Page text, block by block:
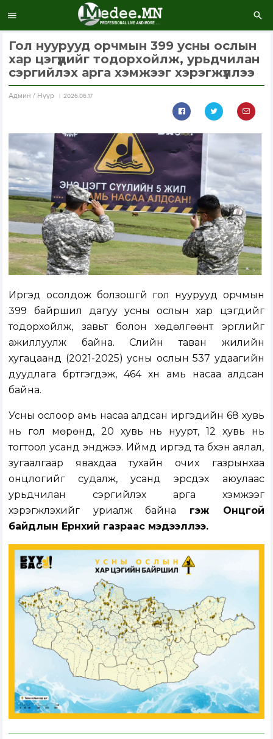
Гол нуурууд орчмын 399 усны ослын
хар цэгүүдийг тодорхойлж, урьдчилан
сэргийлэх арга хэмжээг хэрэгжүүллээ
Aдмин / Нүүр 2026.06.17
Иргэд осолдож болзошгүй гол нуурууд орчмын
399 байршил дагуу усны ослын хар цэгүүдийг
тодорхойлж, завьт болон хөдөлгөөнт эргүүлийг
ажиллуулж байна. Сүүлийн таван жилийн
хугацаанд (2021-2025) усны ослын 537 удаагийн
дуудлага бүртгэгдэж, 464 хүн амь насаа алдсан
байна.
Усны ослоор амь насаа алдсан иргэдийн 68 хувь
нь гол мөрөнд, 20 хувь нь нуурт, 12 хувь нь
тогтоол усанд энджээ. Иймд иргэд та бүхэн аялал,
зугаалгаар явахдаа тухайн очих газрынхаа
онцлогийг судалж, усанд эрсдэх аюулаас
урьдчилан сэргийлэх арга хэмжээг
хэрэгжүүлэхийг уриалж байна гэж Онцгой
байдлын Ерөнхий газраас мэдээллээ.